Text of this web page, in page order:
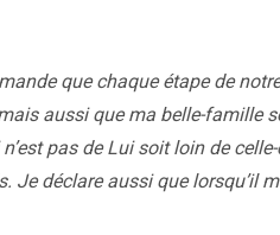
que chaque étape de notre
aussi que ma belle-famille
pas de Lui soit loin de celle-
Je déclare aussi que lorsqu’il